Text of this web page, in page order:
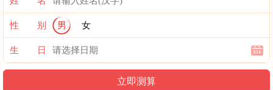
性 别 男 女
生 日